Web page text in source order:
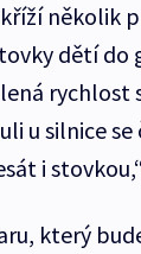
několik
dětí do
rychlost
u silnice se
i
který